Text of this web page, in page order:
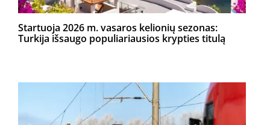
Startuoja 2026 m. vasaros kelionių sezonas:
Turkija išsaugo populiariausios krypties titulą